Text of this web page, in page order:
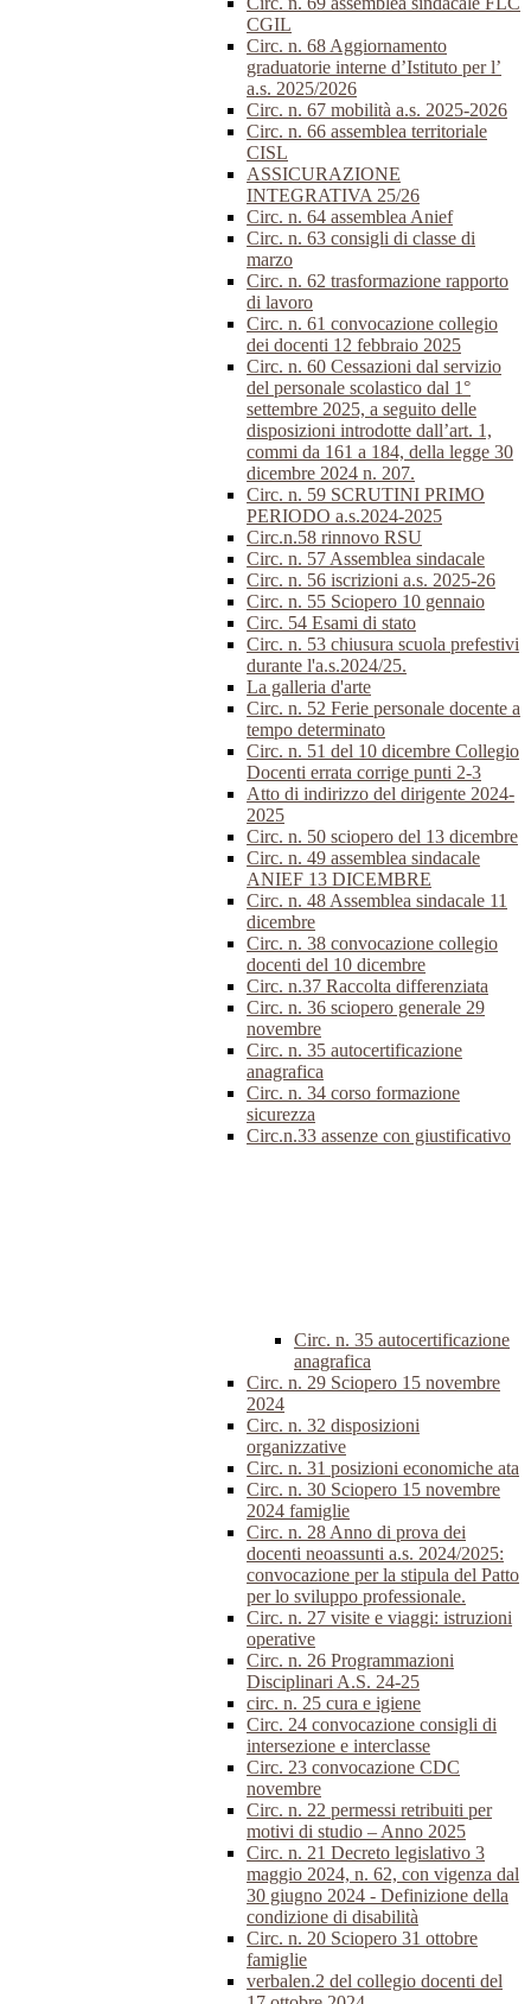
CGIL
Circ. n. 68 Aggiornamento
graduatorie interne d’Istituto per l’
a.s. 2025/2026
Circ. n. 67 mobilità a.s. 2025-2026
Circ. n. 66 assemblea territoriale
CISL
ASSICURAZIONE
INTEGRATIVA 25/26
Circ. n. 64 assemblea Anief
Circ. n. 63 consigli di classe di
marzo
Circ. n. 62 trasformazione rapporto
di lavoro
Circ. n. 61 convocazione collegio
dei docenti 12 febbraio 2025
Circ. n. 60 Cessazioni dal servizio
del personale scolastico dal 1°
settembre 2025, a seguito delle
disposizioni introdotte dall’art. 1,
commi da 161 a 184, della legge 30
dicembre 2024 n. 207.
Circ. n. 59 SCRUTINI PRIMO
PERIODO a.s.2024-2025
Circ.n.58 rinnovo RSU
Circ. n. 57 Assemblea sindacale
Circ. n. 56 iscrizioni a.s. 2025-26
Circ. n. 55 Sciopero 10 gennaio
Circ. 54 Esami di stato
Circ. n. 53 chiusura scuola prefestivi
durante l'a.s.2024/25.
La galleria d'arte
Circ. n. 52 Ferie personale docente a
tempo determinato
Circ. n. 51 del 10 dicembre Collegio
Docenti errata corrige punti 2-3
Atto di indirizzo del dirigente 2024-
2025
Circ. n. 50 sciopero del 13 dicembre
Circ. n. 49 assemblea sindacale
ANIEF 13 DICEMBRE
Circ. n. 48 Assemblea sindacale 11
dicembre
Circ. n. 38 convocazione collegio
docenti del 10 dicembre
Circ. n.37 Raccolta differenziata
Circ. n. 36 sciopero generale 29
novembre
Circ. n. 35 autocertificazione
anagrafica
Circ. n. 34 corso formazione
sicurezza
Circ.n.33 assenze con giustificativo
Circ. n. 35 autocertificazione
anagrafica
Circ. n. 29 Sciopero 15 novembre
2024
Circ. n. 32 disposizioni
organizzative
Circ. n. 31 posizioni economiche ata
Circ. n. 30 Sciopero 15 novembre
2024 famiglie
Circ. n. 28 Anno di prova dei
docenti neoassunti a.s. 2024/2025:
convocazione per la stipula del Patto
per lo sviluppo professionale.
Circ. n. 27 visite e viaggi: istruzioni
operative
Circ. n. 26 Programmazioni
Disciplinari A.S. 24-25
circ. n. 25 cura e igiene
Circ. 24 convocazione consigli di
intersezione e interclasse
Circ. 23 convocazione CDC
novembre
Circ. n. 22 permessi retribuiti per
motivi di studio – Anno 2025
Circ. n. 21 Decreto legislativo 3
maggio 2024, n. 62, con vigenza dal
30 giugno 2024 - Definizione della
condizione di disabilità
Circ. n. 20 Sciopero 31 ottobre
famiglie
verbalen.2 del collegio docenti del